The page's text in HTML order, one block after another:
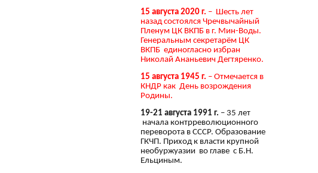
15 августа 2020 г. – Шесть лет
назад состоялся Чречвычайный
Пленум ЦК ВКПБ в г. Мин-Воды.
Генеральным секретарём ЦК
ВКПБ единогласно избран
Николай Ананьевич Дегтяренко.
15 августа 1945 г. – Отмечается в
КНДР как День возрождения
Родины.
19-21 августа 1991 г. – 35 лет
начала контрреволюционного
переворота в СССР. Образование
ГКЧП. Приход к власти крупной
необуржуазии во главе с Б.Н.
Ельциным.